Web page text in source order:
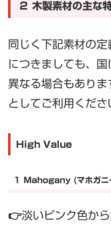
２ 木製素材の主な
同じく下記素材の
につきましても、
異なる場合もあり
としてご利用くださ
High Value
１ Mahogany (マホガニ
👉淡いピンク色か